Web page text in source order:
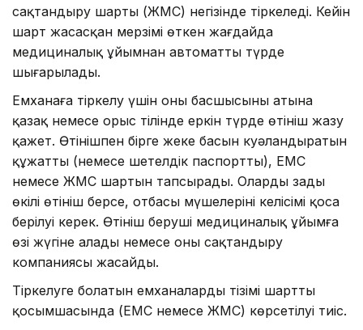
сақтандыру шарты (ЖМС) негізінде тіркеледі. Кейін
шарт жасасқан мерзімі өткен жағдайда
медициналық ұйымнан автоматты түрде
шығарылады.
Емханаға тіркелу үшін оның басшысының атына
қазақ немесе орыс тілінде еркін түрде өтініш жазу
қажет. Өтінішпен бірге жеке басын куәландыратын
құжатты (немесе шетелдік паспортты), ЕМС
немесе ЖМС шартын тапсырады. Олардың заңды
өкілі өтініш берсе, отбасы мүшелерінің келісімі қоса
берілуі керек. Өтініш беруші медициналық ұйымға
өзі жүгіне алады немесе оны сақтандыру
компаниясы жасайды.
Тіркелуге болатын емханалардың тізімі шарттың
қосымшасында (ЕМС немесе ЖМС) көрсетілуі тиіс.